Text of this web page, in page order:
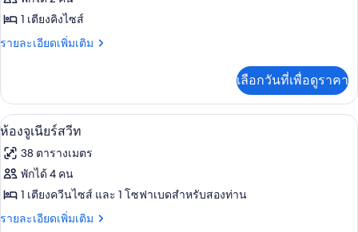
เมือง,
ห้อง
ไซส์
1
ห้อง
มุม
ของ
ห้อง
สวีท,
เตียง
คิง
ไซส์
1
เตียง
1 เตียงคิงไซส์
รายละเอียดเพิ่มเติม
ราย
เกี่ยว
กับ
ห้อง
เนียร์
สวี
เตียง
คิง
เลือกวันที่เพื่อดูราคา
เปิด
ภาพถ่าย
ทั้งหมด
ของ
ห้อง
ตู้นิรภัยในห้องพัก, โต๊ะทำงาน, พื้นที่ท
5
ห้องจูเนียร์สวีท
38 ตารางเมตร
พักได้ 4 คน
1 เตียงควีนไซส์ และ 1 โซฟาเบดสำหรับสองท่าน
รายละเอียดเพิ่มเติม
ราย